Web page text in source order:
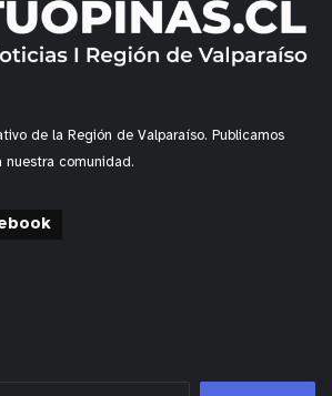
de la Región de Valparaíso. Publicamos
nuestra comunidad.